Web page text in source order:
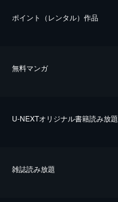
ポイント（レンタル）作品
無料マンガ
U-NEXTオリジナル書籍読み放題
雑誌読み放題